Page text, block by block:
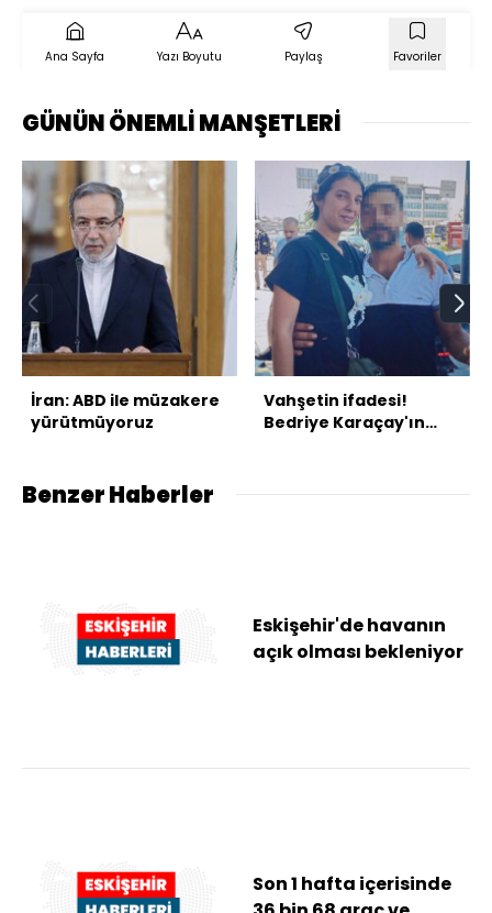
Ana Sayfa Yazı Boyutu Paylaş Favoriler
GÜNÜN ÖNEMLİ MANŞETLERİ
İran: ABD ile müzakere
yürütmüyoruz
Vahşetin ifadesi!
Bedriye Karaçay'ın
Benzer Haberler
Eskişehir'de havanın
açık olması bekleniyor
Son 1 hafta içerisinde